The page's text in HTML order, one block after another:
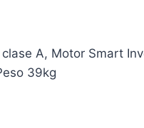
A, Motor Smart
39kg